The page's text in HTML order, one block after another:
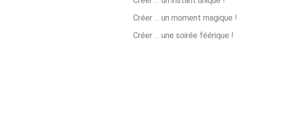
Créer … un moment magique !
Créer … une soirée féérique !